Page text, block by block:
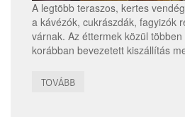
A legtöbb teraszos, kertes
a kávézók, cukrászdák, fagyizók
várnak. Az éttermek közül
korábban bevezetett kiszállítás
TOVÁBB